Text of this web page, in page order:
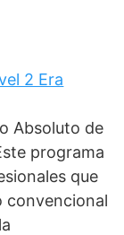
2 Era
Absoluto de
programa
que
convencional